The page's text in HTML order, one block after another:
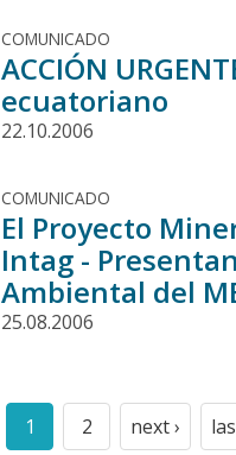
COMUNICADO
ACCIÓN
ecuatoriano
22.10.2006
COMUNICADO
El Proyecto
Intag -
Ambiental del
25.08.2006
Paginación
Current
1
Page
2
Next
next ›